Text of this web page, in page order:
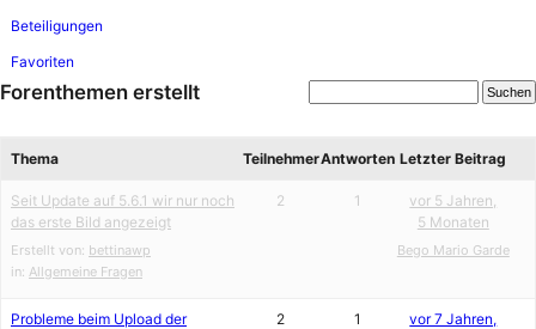
Beteiligungen
Favoriten
Forenthemen erstellt
Thema TeilnehmerAntworten Letzter Beitrag
Seit Update auf 5.6.1 wir nur noch
das erste Bild angezeigt
Erstellt von: bettinawp
in: Allgemeine Fragen
2 1
vor 5 Jahren,
5 Monaten
Bego Mario Garde
Probleme beim Upload der
2 1
vor 7 Jahren,